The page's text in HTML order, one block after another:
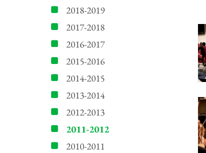
2018-2019
2017-2018
2016-2017
2015-2016
2014-2015
2013-2014
2012-2013
2011-2012
2010-2011